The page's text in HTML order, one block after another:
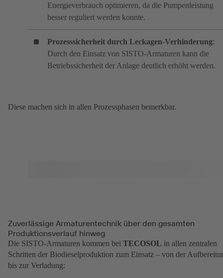
Energieverbrauch optimieren, da die Pumpenleistung
besser reguliert werden konnte.
Prozesssicherheit durch Leckagen-Verhinderung:
Durch den Einsatz von SISTO-Armaturen kann die
Betriebssicherheit der Anlage deutlich erhöht werden.
Diese machen sich in allen Prozessphasen bemerkbar.
Zuverlässige Armaturentechnik über den gesamten
Produktionsverlauf hinweg
Die SISTO-Armaturen kommen bei TECOSOL in allen zentralen
Schritten der Biodieselproduktion zum Einsatz – von der
bis zur Verladung: